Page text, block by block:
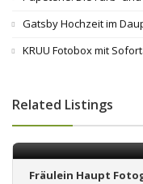
Gatsby Hochzeit im
KRUU Fotobox mit
Related Listings
Fräulein Haupt